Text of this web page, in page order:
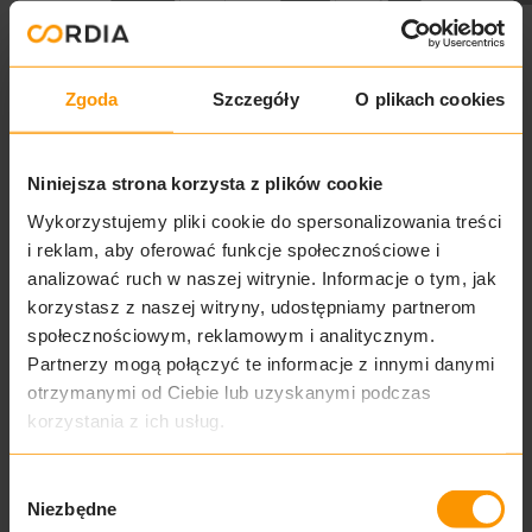
Zgoda Szczegóły O plikach cookies
Niniejsza strona korzysta z plików cookie
Wykorzystujemy pliki cookie do spersonalizowania treści
i reklam, aby oferować funkcje społecznościowe i
analizować ruch w naszej witrynie. Informacje o tym, jak
korzystasz z naszej witryny, udostępniamy partnerom
społecznościowym, reklamowym i analitycznym.
Partnerzy mogą połączyć te informacje z innymi danymi
otrzymanymi od Ciebie lub uzyskanymi podczas
korzystania z ich usług.
zgody
Niezbędne
Salon sprzedaży Hi
Mokotów
ul. Kłobucka 27 (lokal usługowy na parterze),
Warszawa
+48 692 272 532
Od poniedziałku do piątku: 9:30 – 17:30